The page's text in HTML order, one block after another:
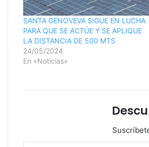
SANTA GENOVEVA SIGUE EN LUCHA
PARA QUE SE ACTÚE Y SE APLIQUE
LA DISTANCIA DE 500 MTS
24/05/2024
En «Noticias»
Escribe tu correo electrónico…